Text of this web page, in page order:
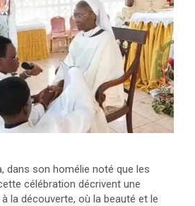
dans son homélie noté que les
célébration décrivent une
la découverte, où la beauté et le